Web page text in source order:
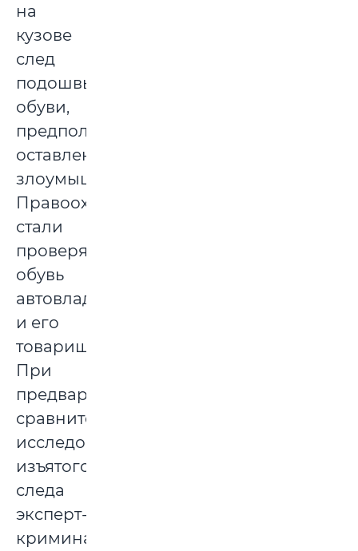
на
кузове
след
подошвы
обуви,
предположительно
оставленный
злоумышленником.
Правоохранители
стали
проверять
обувь
автовладельца
и его
товарищей.
При
предварительном
сравнительном
исследовании
изъятого
следа
эксперт-
криминалист